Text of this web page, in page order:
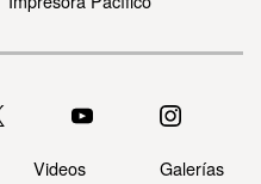
Videos Galerías